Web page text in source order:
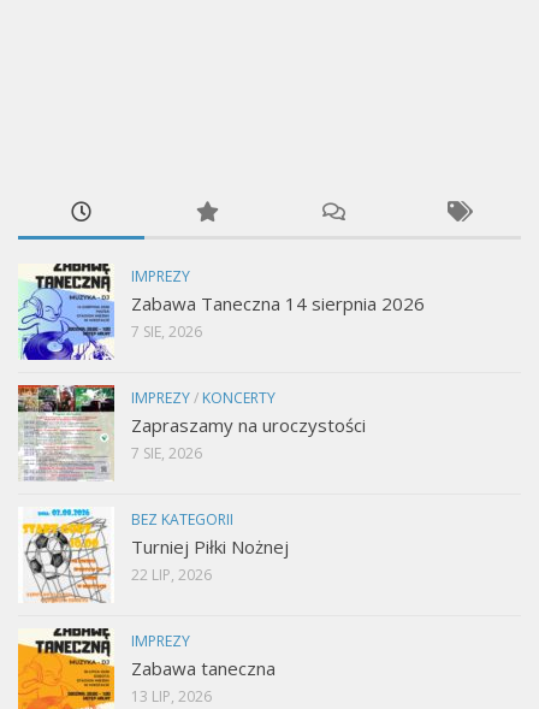
IMPREZY
Zabawa Taneczna 14 sierpnia 2026
7 SIE, 2026
IMPREZY/ KONCERTY
Zapraszamy na uroczystości
7 SIE, 2026
BEZ KATEGORII
Turniej Piłki Nożnej
22 LIP, 2026
IMPREZY
Zabawa taneczna
13 LIP, 2026